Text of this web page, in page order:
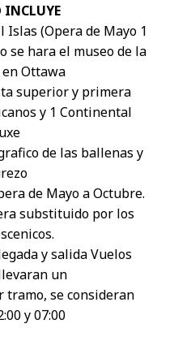
INCLUYE
(Opera de Mayo 1
se hara el museo de la
Ottawa
superior y primera
y 1 Continental
de las ballenas y
de Mayo a Octubre.
substituido por los
y salida Vuelos
un
tramo, se consideran
y 07:00